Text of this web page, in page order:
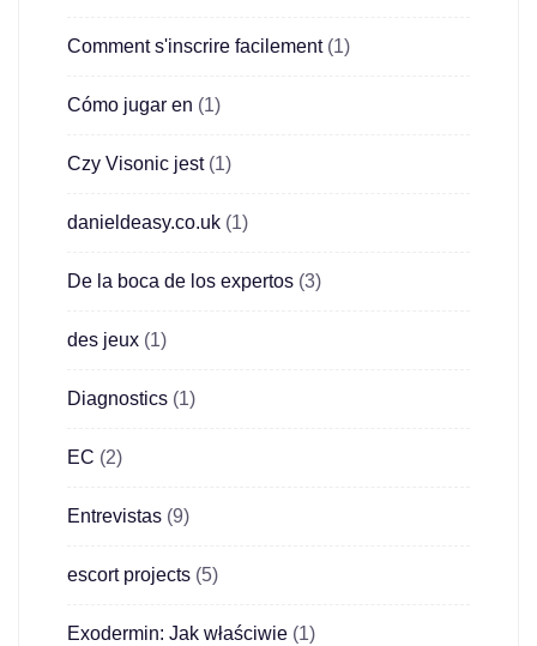
Comment s'inscrire facilement(1)
Cómo jugar en (1)
Czy Visonic jest(1)
danieldeasy.co.uk (1)
De la boca de los expertos (3)
des jeux (1)
Diagnostics (1)
EC (2)
Entrevistas (9)
escort projects (5)
Exodermin: Jak właściwie (1)